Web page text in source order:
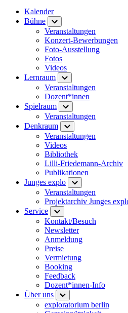
Kalender
Bühne
Veranstaltungen
Konzert-Bewerbungen
Foto-Ausstellung
Fotos
Videos
Lernraum
Veranstaltungen
Dozent*innen
Spielraum
Veranstaltungen
Denkraum
Veranstaltungen
Videos
Bibliothek
Lilli-Friedemann-Archiv
Publikationen
Junges explo
Veranstaltungen
Projektarchiv Junges
Service
Kontakt/Besuch
Newsletter
Anmeldung
Preise
Vermietung
Booking
Feedback
Dozent*innen-Info
Über uns
exploratorium berlin